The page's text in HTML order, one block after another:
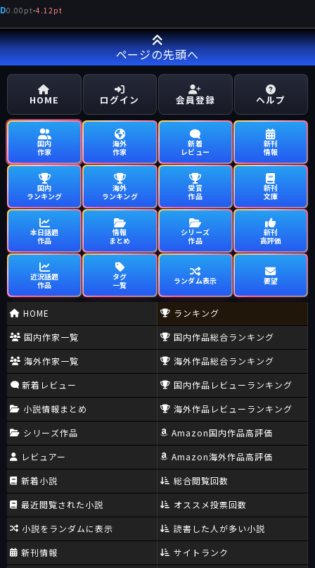
D0.00pt-4.12pt
ページの先頭へ
HOME ログイン 会員登録 ヘルプ
国内
作家
海外
作家
新着
レビュー
新刊
情報
国内
ランキング
海外
ランキング
受賞
作品
新刊
文庫
本日話題
作品
情報
まとめ
シリーズ
作品
新刊
高評価
近況話題
作品
タグ
一覧
ランダム表示 要望
HOME
国内作家一覧
海外作家一覧
新着レビュー
小説情報まとめ
シリーズ作品
レビュアー
新着小説
最近閲覧された小説
小説をランダムに表示
新刊情報
ランキング
国内作品総合ランキング
海外作品総合ランキング
国内作品レビューランキング
海外作品レビューランキング
Amazon国内作品高評価
Amazon海外作品高評価
総合閲覧回数
オススメ投票回数
読書した人が多い小説
サイトランク